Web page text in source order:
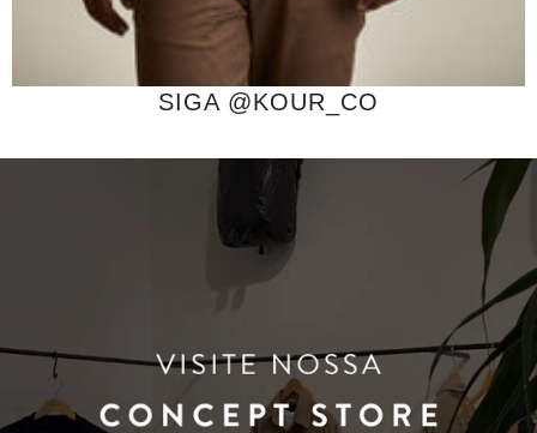
SIGA @KOUR_CO